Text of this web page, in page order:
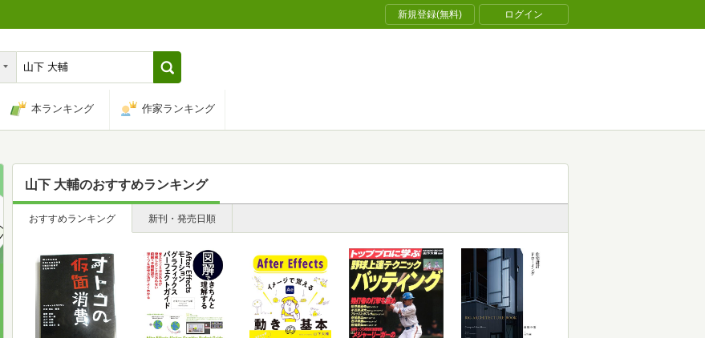
新規登録(無料) ログイン
本ランキング 作家ランキング
山下 大輔のおすすめランキング
おすすめランキング 新刊・発売日順